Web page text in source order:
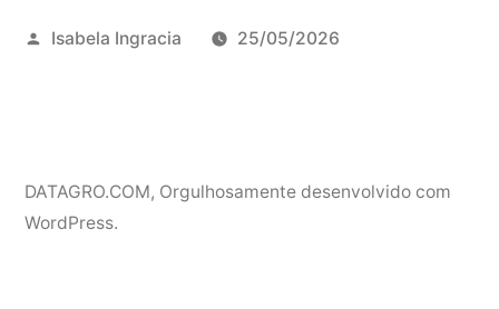
Publicado
Isabela Ingracia 25/05/2026
DATAGRO.COM, Orgulhosamente desenvolvido com
WordPress.